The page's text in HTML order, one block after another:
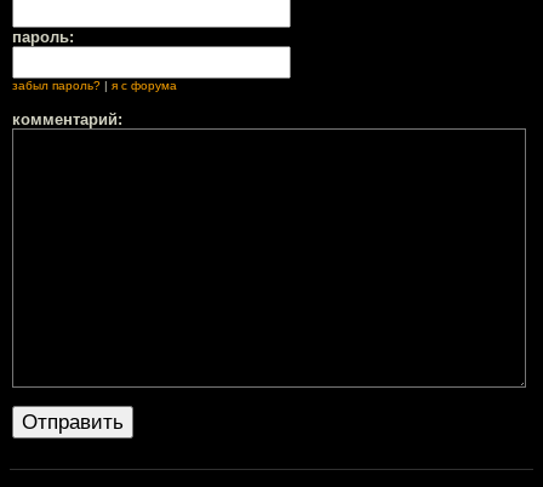
пароль:
забыл пароль? я с форума
комментарий: